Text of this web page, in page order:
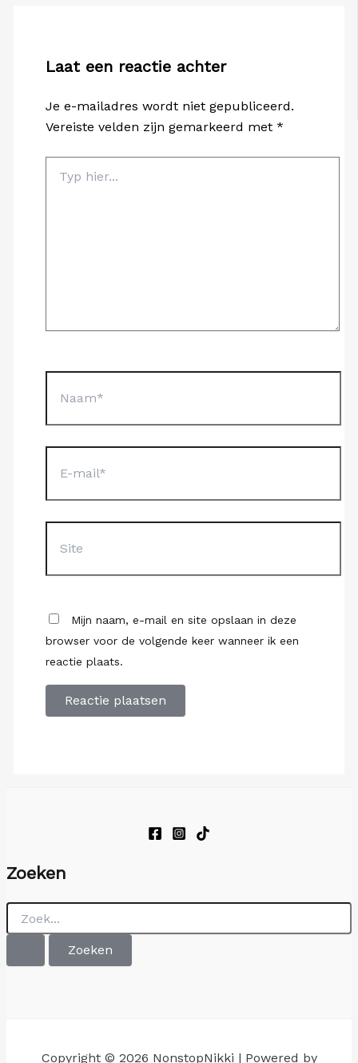
Laat een reactie achter
Je e-mailadres wordt niet gepubliceerd.
Vereiste velden zijn gemarkeerd met *
hier...
mail*
Mijn naam, e-mail en site opslaan in deze
browser voor de volgende keer wanneer ik een
reactie plaats.
Zoeken
Zoek
naar:
Copyright © 2026 NonstopNikki | Powered by